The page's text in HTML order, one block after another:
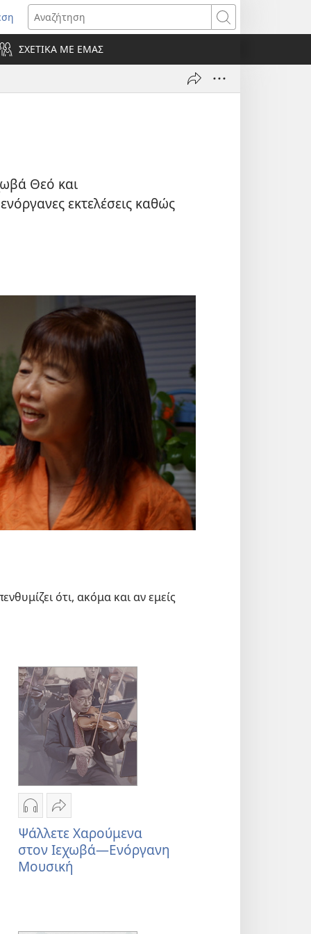
Αναζήτηση
ΣΧΕΤΙΚΑ ΜΕ ΕΜΑΣ
Θεό και
εκτελέσεις καθώς
ότι, ακόμα και αν εμείς
Επιλογές
λήψης
ηχογραφήσεων
Ψάλλετε
Χαρούμενα
—
Κοινή
χρήση
Ψάλλετε
Χαρούμενα
στον
Ενόργανη
Ψάλλετε Χαρούμενα
στον Ιεχωβά—Ενόργανη
Μουσική